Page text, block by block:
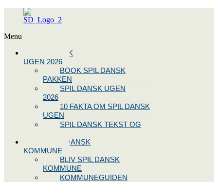
Menu
SPIL DANSK
UGEN 2026
BOOK SPIL DANSK
PAKKEN
SPIL DANSK UGEN
2026
10 FAKTA OM SPIL DANSK
UGEN
SPIL DANSK TEKST OG
BLIV SPIL DANSK
KOMMUNE
BLIV SPIL DANSK
KOMMUNE
KOMMUNEGUIDEN